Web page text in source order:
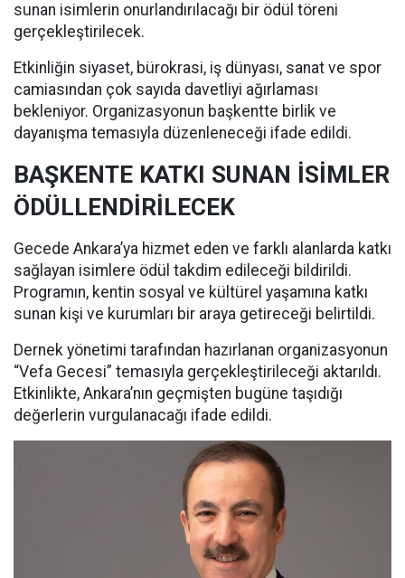
sunan isimlerin onurlandırılacağı bir ödül töreni
gerçekleştirilecek.
Etkinliğin siyaset, bürokrasi, iş dünyası, sanat ve spor
camiasından çok sayıda davetliyi ağırlaması
bekleniyor. Organizasyonun başkentte birlik ve
dayanışma temasıyla düzenleneceği ifade edildi.
BAŞKENTE KATKI SUNAN İSİMLER
ÖDÜLLENDİRİLECEK
Gecede Ankara’ya hizmet eden ve farklı alanlarda katkı
sağlayan isimlere ödül takdim edileceği bildirildi.
Programın, kentin sosyal ve kültürel yaşamına katkı
sunan kişi ve kurumları bir araya getireceği belirtildi.
Dernek yönetimi tarafından hazırlanan organizasyonun
“Vefa Gecesi” temasıyla gerçekleştirileceği aktarıldı.
Etkinlikte, Ankara’nın geçmişten bugüne taşıdığı
değerlerin vurgulanacağı ifade edildi.